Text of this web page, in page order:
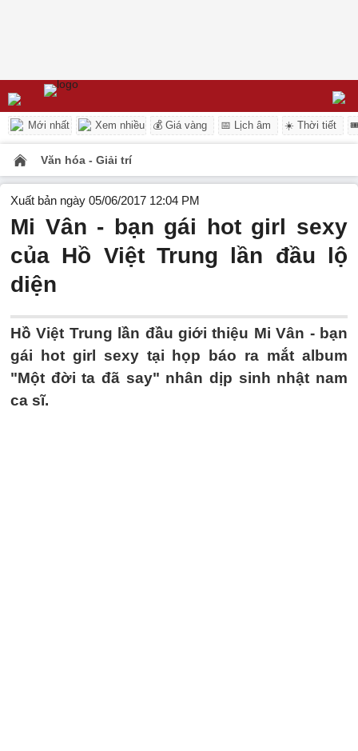
Mới nhất Xem nhiều 💰 Giá vàng 📅 Lịch âm ☀️ Thời tiết
Văn hóa - Giải trí
Xuất bản ngày 05/06/2017 12:04 PM
Mi Vân - bạn gái hot girl sexy
của Hồ Việt Trung lần đầu lộ
diện
Hồ Việt Trung lần đầu giới thiệu Mi Vân - bạn
gái hot girl sexy tại họp báo ra mắt album
"Một đời ta đã say" nhân dịp sinh nhật nam
ca sĩ.